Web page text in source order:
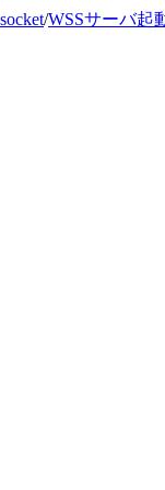
/WSSサーバ起